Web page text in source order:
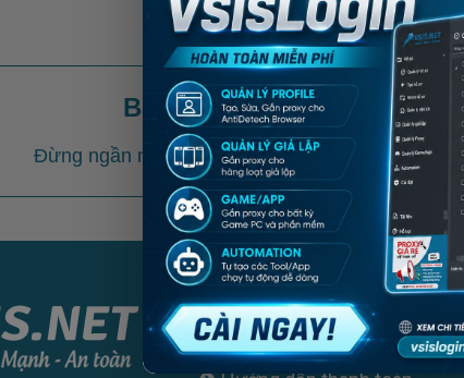
Bạn cần tư vấn?
Đừng ngần ngại, hãy gọi ngay cho chúng tôi
THÔNG TIN CẦN BIẾT
Hướng dẫn đăng ký